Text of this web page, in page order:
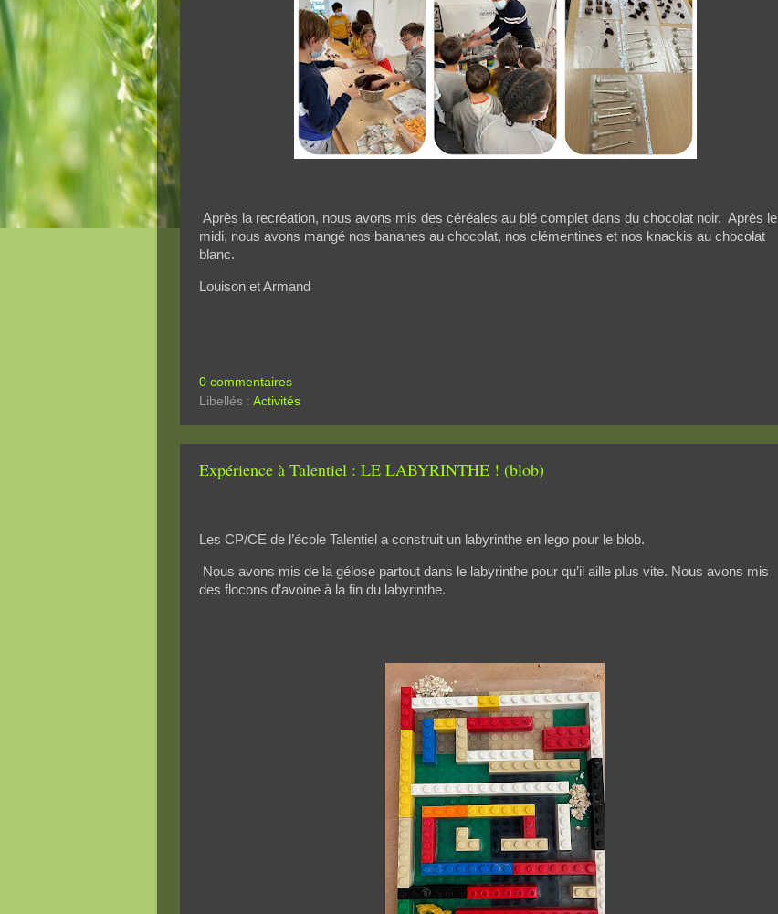
Après la recréation, nous avons mis des céréales au blé complet dans du chocolat noir. Après le
midi, nous avons mangé nos bananes au chocolat, nos clémentines et nos knackis au chocolat
blanc.
Louison et Armand
0 commentaires
Libellés : Activités
Expérience à Talentiel : LE LABYRINTHE ! (blob)
Les CP/CE de l’école Talentiel a construit un labyrinthe en lego pour le blob.
Nous avons mis de la gélose partout dans le labyrinthe pour qu’il aille plus vite. Nous avons mis
des flocons d’avoine à la fin du labyrinthe.